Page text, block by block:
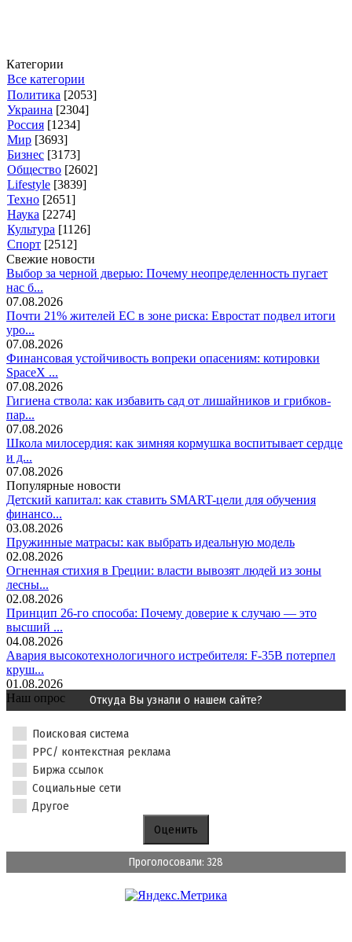
Категории
Все категории
Политика [2053]
Украина [2304]
Россия [1234]
Мир [3693]
Бизнес [3173]
Общество [2602]
Lifestyle [3839]
Техно [2651]
Наука [2274]
Культура [1126]
Спорт [2512]
Свежие новости
Выбор за черной дверью: Почему неопределенность пугает
нас б...
07.08.2026
Почти 21% жителей ЕС в зоне риска: Евростат подвел итоги
уро...
07.08.2026
Финансовая устойчивость вопреки опасениям: котировки
SpaceX ...
07.08.2026
Гигиена ствола: как избавить сад от лишайников и грибков-
пар...
07.08.2026
Школа милосердия: как зимняя кормушка воспитывает сердце
и д...
07.08.2026
Популярные новости
Детский капитал: как ставить SMART-цели для обучения
финансо...
03.08.2026
Пружинные матрасы: как выбрать идеальную модель
02.08.2026
Огненная стихия в Греции: власти вывозят людей из зоны
лесны...
02.08.2026
Принцип 26-го способа: Почему доверие к случаю — это
высший ...
04.08.2026
Авария высокотехнологичного истребителя: F-35B потерпел
круш...
01.08.2026
Наш опрос
Откуда Вы узнали о нашем сайте?
Поисковая система
PPC/ контекстная реклама
Биржа ссылок
Социальные сети
Другое
Проголосовали: 328